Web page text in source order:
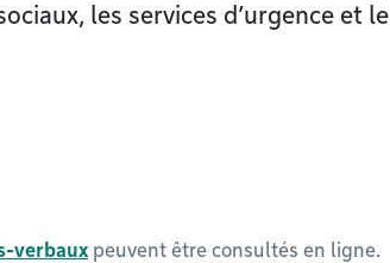
les services d’urgence et le
verbaux peuvent être consultés en ligne.